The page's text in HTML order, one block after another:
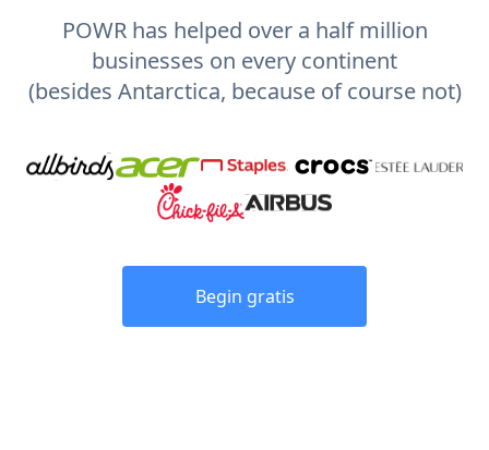
POWR has helped over a half million
businesses on every continent
(besides Antarctica, because of course not)
Begin gratis